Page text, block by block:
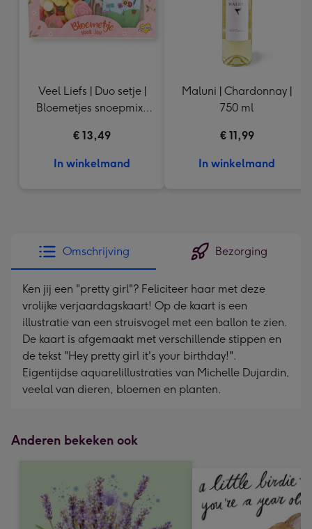
Veel Liefs | Duo setje |
Bloemetjes snoepmix |
€ 13,49
In winkelmand
Maluni | Chardonnay |
750 ml
€ 11,99
In winkelmand
Omschrijving Bezorging
Ken jij een "pretty girl"? Feliciteer haar met deze
vrolijke verjaardagskaart! Op de kaart is een
illustratie van een struisvogel met een ballon te zien.
De kaart is afgemaakt met verschillende stippen en
de tekst "Hey pretty girl it's your birthday!".
Eigentijdse aquarelillustraties van Michelle Dujardin,
veelal van dieren, bloemen en planten.
Anderen bekeken ook